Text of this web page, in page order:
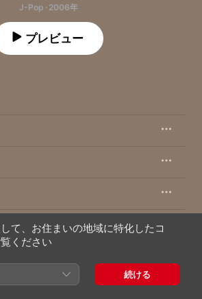
J-Pop · 2006年
プレビュー
一度
て、お住まいの地域に特化したコ
ください
続ける